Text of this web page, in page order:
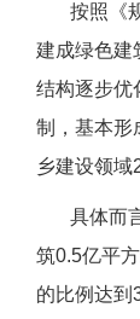
按照《规
建成绿色建
结构逐步优
制，基本形
乡建设领域
具体而言
筑0.5亿平
的比例达到